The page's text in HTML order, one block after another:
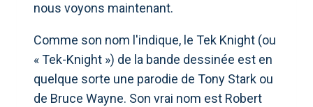
nous voyons maintenant.
Comme son nom l'indique, le Tek Knight (ou
« Tek-Knight ») de la bande dessinée est en
quelque sorte une parodie de Tony Stark ou
de Bruce Wayne. Son vrai nom est Robert